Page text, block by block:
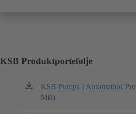
KSB Produktportefølje
KSB Pumps I Automation
MB)
(åpnes
i
en